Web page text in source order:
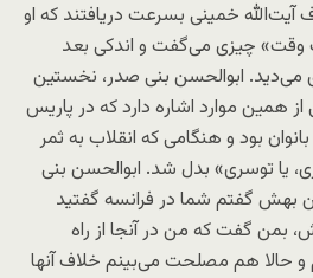
آیت‌الله خمینی بسرعت دریافتند که او
چیزی می‌گفت و اندکی بعد
می‌دید. ابوالحسن بنی صدر، نخستین
همین موارد اشاره دارد که در پاریس
بود و هنگامی که انقلاب به ثمر
یا توسری» بدل شد. ابوالحسن بنی
بهش گفتم شما در فرانسه گفتید
بمن گفت که من در آنجا از راه
حالا هم مصلحت می‌بینم خلاف آنها